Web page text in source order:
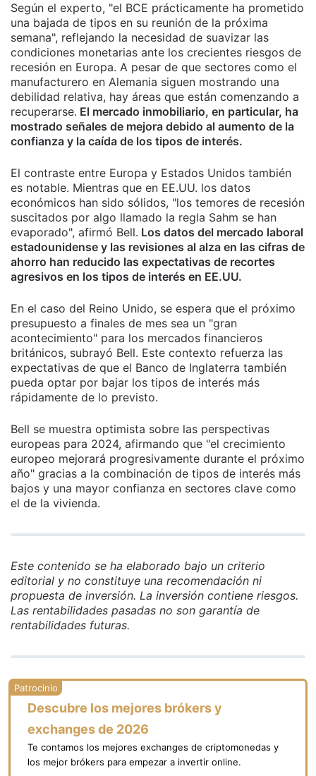
Según el experto, "el BCE prácticamente ha prometido
una bajada de tipos en su reunión de la próxima
semana", reflejando la necesidad de suavizar las
condiciones monetarias ante los crecientes riesgos de
recesión en Europa. A pesar de que sectores como el
manufacturero en Alemania siguen mostrando una
debilidad relativa, hay áreas que están comenzando a
recuperarse. El mercado inmobiliario, en particular, ha
mostrado señales de mejora debido al aumento de la
confianza y la caída de los tipos de interés.
El contraste entre Europa y Estados Unidos también
es notable. Mientras que en EE.UU. los datos
económicos han sido sólidos, "los temores de recesión
suscitados por algo llamado la regla Sahm se han
evaporado", afirmó Bell. Los datos del mercado laboral
estadounidense y las revisiones al alza en las cifras de
ahorro han reducido las expectativas de recortes
agresivos en los tipos de interés en EE.UU.
En el caso del Reino Unido, se espera que el próximo
presupuesto a finales de mes sea un "gran
acontecimiento" para los mercados financieros
británicos, subrayó Bell. Este contexto refuerza las
expectativas de que el Banco de Inglaterra también
pueda optar por bajar los tipos de interés más
rápidamente de lo previsto.
Bell se muestra optimista sobre las perspectivas
europeas para 2024, afirmando que "el crecimiento
europeo mejorará progresivamente durante el próximo
año" gracias a la combinación de tipos de interés más
bajos y una mayor confianza en sectores clave como
el de la vivienda.
Este contenido se ha elaborado bajo un criterio
editorial y no constituye una recomendación ni
propuesta de inversión. La inversión contiene riesgos.
Las rentabilidades pasadas no son garantía de
rentabilidades futuras.
Descubre los mejores brókers y
exchanges de 2026
Te contamos los mejores exchanges de criptomonedas y
los mejor brókers para empezar a invertir online.